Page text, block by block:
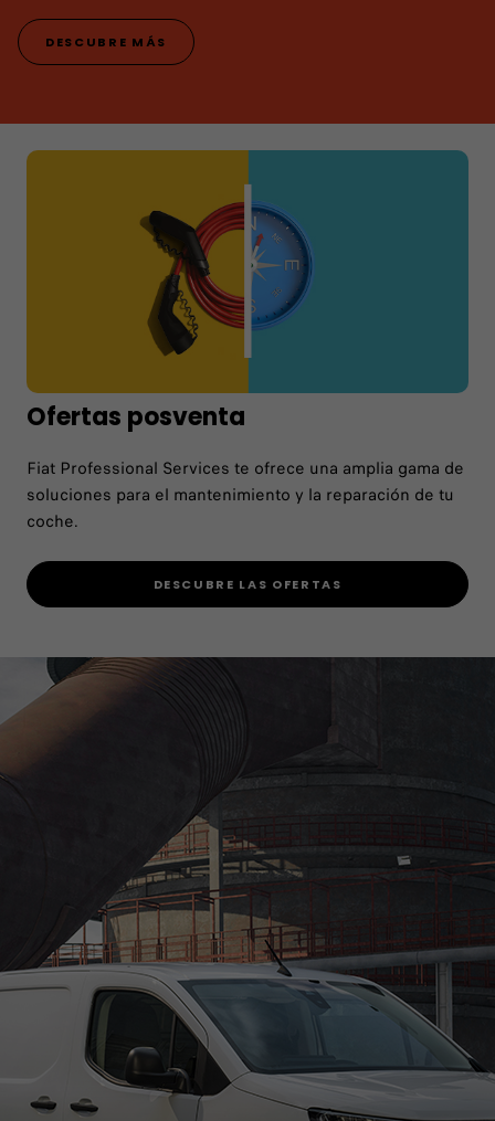
DESCUBRE MÁS
Ofertas posventa
Fiat Professional Services te ofrece una amplia gama de
soluciones para el mantenimiento y la reparación de tu
coche.
DESCUBRE LAS OFERTAS